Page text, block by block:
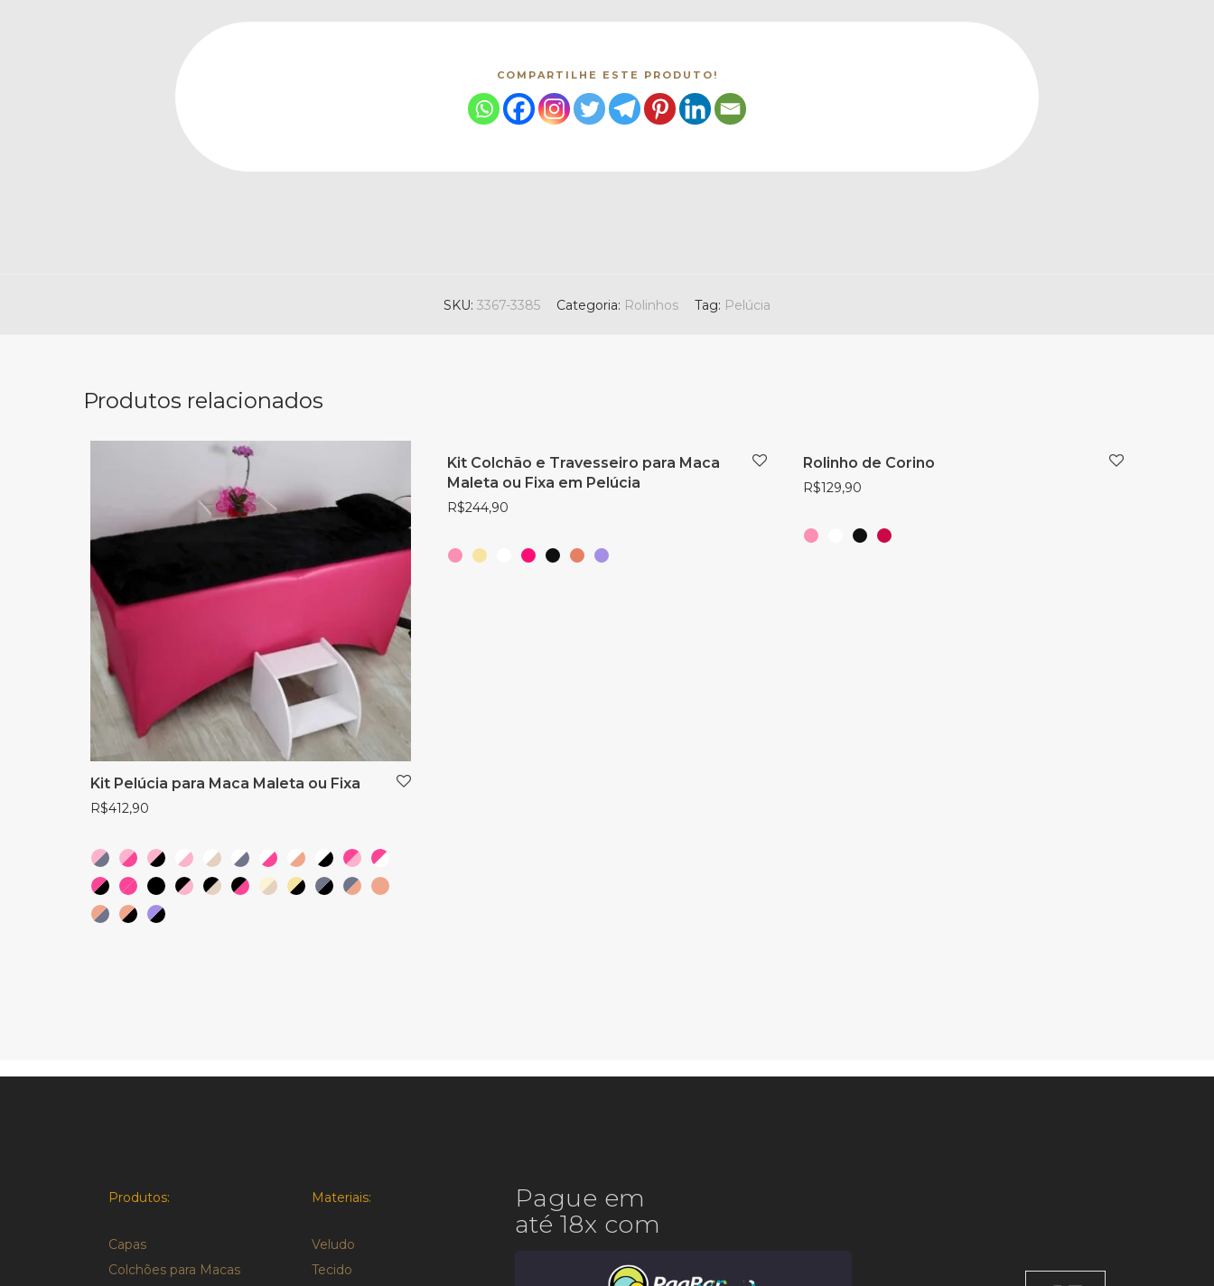
COMPARTILHE ESTE PRODUTO!
SKU: 3367-3385 Categoria: Rolinhos Tag: Pelúcia
Produtos relacionados
Kit Pelúcia para Maca Maleta ou Fixa
R$412,90
Kit Colchão e Travesseiro para Maca
Maleta ou Fixa em Pelúcia
R$244,90
Rolinho de Corino
R$129,90
Produtos:
Capas
Colchões para Macas
Materiais:
Veludo
Tecido
Pague em
até 18x com